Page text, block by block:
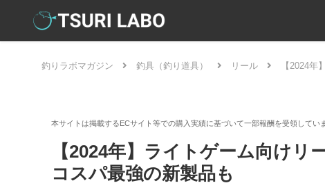
釣りラボマガジン 釣具（釣り道具） リール 【2024
【2024年】ライトゲーム向け
コスパ最強の新製品も